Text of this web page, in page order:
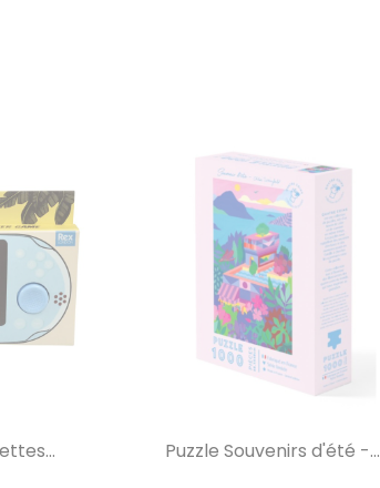
Puzzle Souvenirs d'été -...